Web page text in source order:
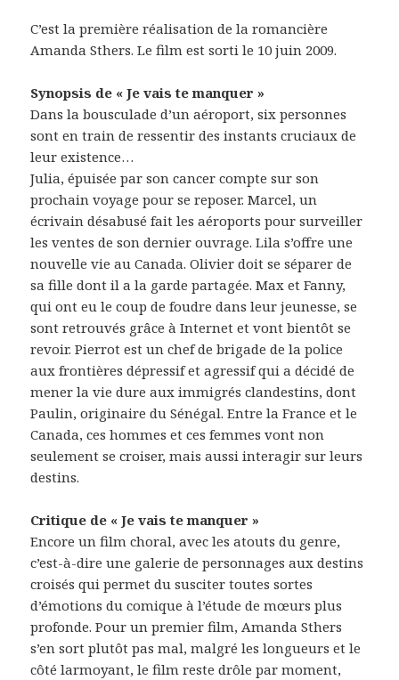
C’est la première réalisation de la romancière
Amanda Sthers. Le film est sorti le 10 juin 2009.
Synopsis de « Je vais te manquer »
Dans la bousculade d’un aéroport, six personnes
sont en train de ressentir des instants cruciaux de
leur existence…
Julia, épuisée par son cancer compte sur son
prochain voyage pour se reposer. Marcel, un
écrivain désabusé fait les aéroports pour surveiller
les ventes de son dernier ouvrage. Lila s’offre une
nouvelle vie au Canada. Olivier doit se séparer de
sa fille dont il a la garde partagée. Max et Fanny,
qui ont eu le coup de foudre dans leur jeunesse, se
sont retrouvés grâce à Internet et vont bientôt se
revoir. Pierrot est un chef de brigade de la police
aux frontières dépressif et agressif qui a décidé de
mener la vie dure aux immigrés clandestins, dont
Paulin, originaire du Sénégal. Entre la France et le
Canada, ces hommes et ces femmes vont non
seulement se croiser, mais aussi interagir sur leurs
destins.
Critique de « Je vais te manquer »
Encore un film choral, avec les atouts du genre,
c’est-à-dire une galerie de personnages aux destins
croisés qui permet du susciter toutes sortes
d’émotions du comique à l’étude de mœurs plus
profonde. Pour un premier film, Amanda Sthers
s’en sort plutôt pas mal, malgré les longueurs et le
côté larmoyant, le film reste drôle par moment,